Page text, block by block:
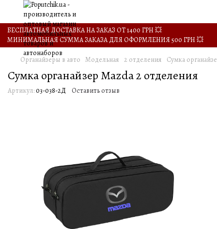
БЕСПЛАТНАЯ ДОСТАВКА НА ЗАКАЗ ОТ 1400 ГРН 💥
МИНИМАЛЬНАЯ СУММА ЗАКАЗА ДЛЯ ОФОРМЛЕНИЯ 500 ГРН 💥
Органайзеры в авто Модельная 2 отделения Сумка
Сумка органайзер Mazda 2 отделения
Артикул:03-038-2Д Оставить отзыв